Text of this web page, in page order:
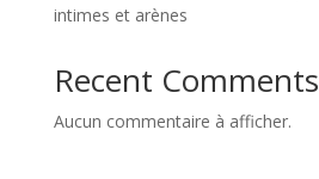
intimes et arènes
Recent Comments
Aucun commentaire à afficher.